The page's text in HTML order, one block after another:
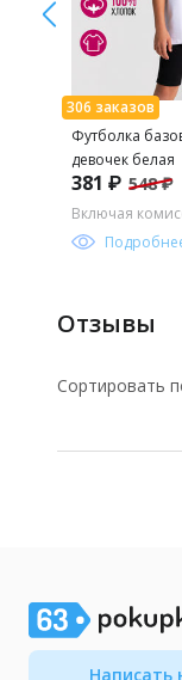
Футболка
девочек белая
381 ₽ 548 ₽
Включая
Отзывы
Сортировать
Написать